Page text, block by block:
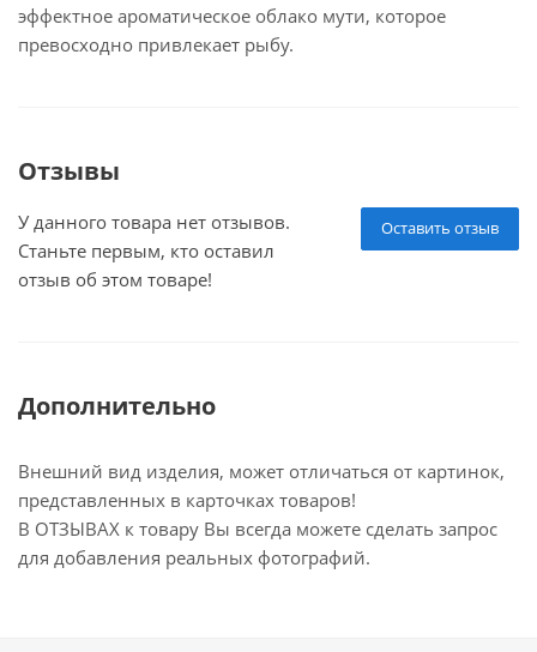
эффектное ароматическое облако мути, которое
превосходно привлекает рыбу.
Отзывы
Оставить отзыв
У данного товара нет отзывов.
Станьте первым, кто оставил
отзыв об этом товаре!
Дополнительно
Внешний вид изделия, может отличаться от картинок,
представленных в карточках товаров!
В ОТЗЫВАХ к товару Вы всегда можете сделать запрос
для добавления реальных фотографий.